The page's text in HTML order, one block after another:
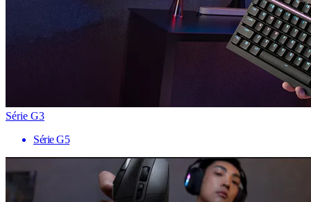
Série G3
Série G5